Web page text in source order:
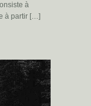
à
à partir […]